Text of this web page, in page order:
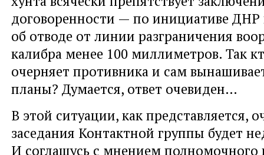
договоренности — по инициативе
об отводе от линии разграничения
калибра менее 100 миллиметров. Так
очерняет противника и сам
планы? Думается, ответ очевиден…
В этой ситуации, как представляется,
заседания Контактной группы будет
И соглашусь с мнением полномочного